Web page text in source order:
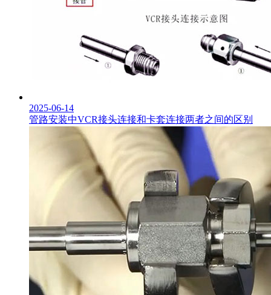
2025-06-14
管路安装中VCR接头连接和卡套连接两者之间的区别